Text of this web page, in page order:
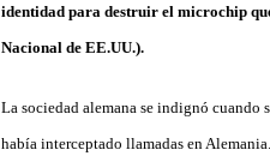
identidad para destruir el microchip
Nacional de EE.UU.).
La sociedad alemana se indignó cuando
había interceptado llamadas en